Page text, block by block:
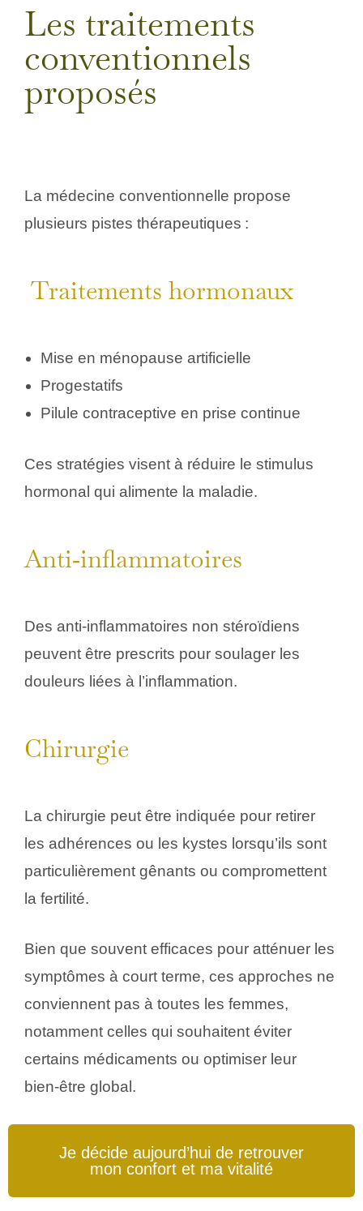
Les traitements
conventionnels
proposés
La médecine conventionnelle propose
plusieurs pistes thérapeutiques :
Traitements hormonaux
Mise en ménopause artificielle
Progestatifs
Pilule contraceptive en prise continue
Ces stratégies visent à réduire le stimulus
hormonal qui alimente la maladie.
Anti‑inflammatoires
Des anti‑inflammatoires non stéroïdiens
peuvent être prescrits pour soulager les
douleurs liées à l’inflammation.
Chirurgie
La chirurgie peut être indiquée pour retirer
les adhérences ou les kystes lorsqu’ils sont
particulièrement gênants ou compromettent
la fertilité.
Bien que souvent efficaces pour atténuer les
symptômes à court terme, ces approches ne
conviennent pas à toutes les femmes,
notamment celles qui souhaitent éviter
certains médicaments ou optimiser leur
bien‑être global.
Je décide aujourd’hui de retrouver
mon confort et ma vitalité